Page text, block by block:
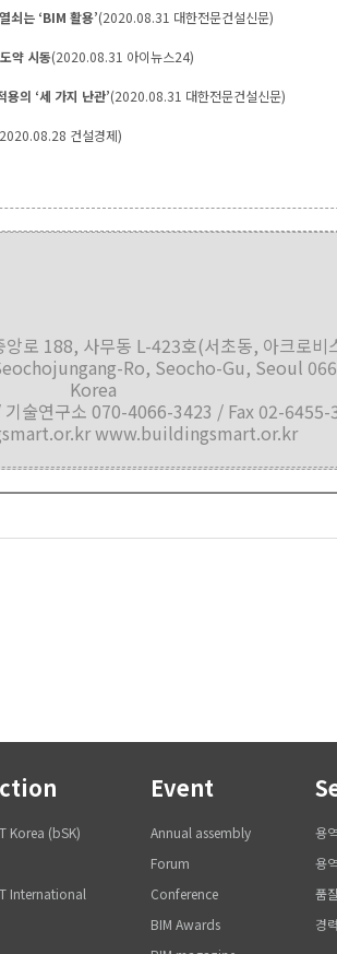
쇠는 ‘BIM 활용’(2020.08.31 대한전문건설신문)
약 시동(2020.08.31 아이뉴스24)
의 ‘세 가지 난관’(2020.08.31 대한전문건설신문)
건설경제)
앙로 188, 사무동 L-423호(서초동, 아크로비
Ro, Seocho-Gu, Seoul
Korea
술연구소 070-4066-3423 / Fax 02-6455-
www.buildingsmart.or.kr
Korea (bSK)
International
Event
Annual assembly
Forum
Conference
BIM Awards
용
용
품
경